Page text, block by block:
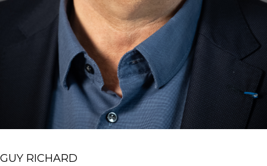
GUY RICHARD